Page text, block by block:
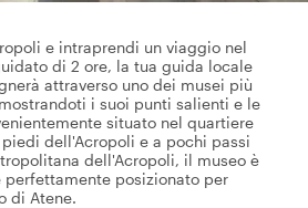
e intraprendi un viaggio nel
di 2 ore, la tua guida locale
attraverso uno dei musei più
i suoi punti salienti e le
situato nel quartiere
dell'Acropoli e a pochi passi
dell'Acropoli, il museo è
posizionato per
di Atene.